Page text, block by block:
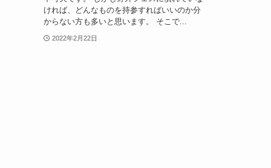
ければ、どんなものを持参すればいいのか分
からない方も多いと思います。 そこで...
2022年2月22日